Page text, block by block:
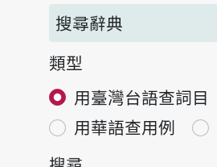
搜尋辭典
類型
用臺灣台語查詞目
用華語查用例